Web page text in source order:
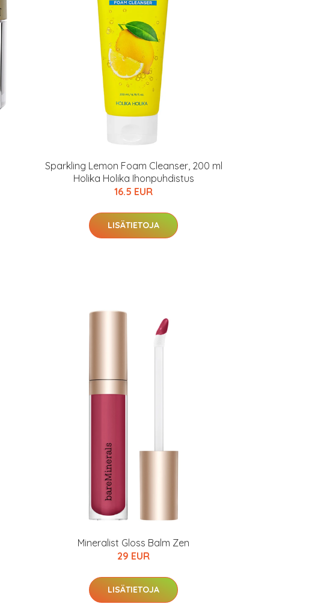
Sparkling Lemon Foam Cleanser, 200 ml
Holika Holika Ihonpuhdistus
16.5 EUR
LISÄTIETOJA
Mineralist Gloss Balm Zen
29 EUR
LISÄTIETOJA